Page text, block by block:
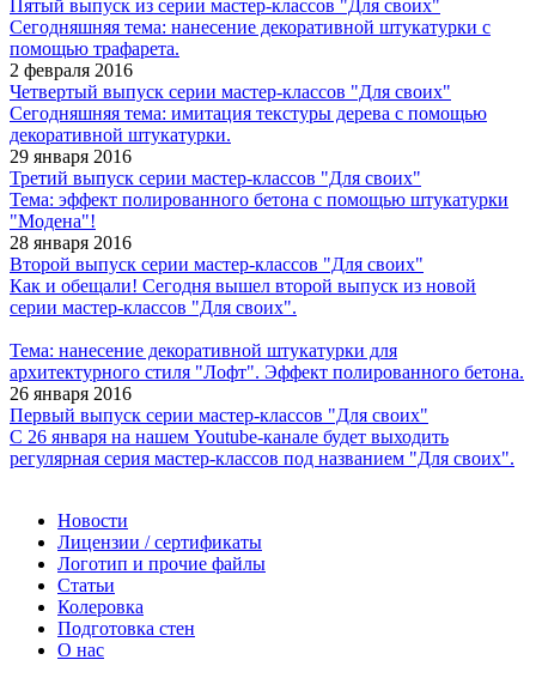
Пятый выпуск из серии мастер-классов "Для своих"
Сегодняшняя тема: нанесение декоративной штукатурки с
помощью трафарета.
2 февраля 2016
Четвертый выпуск серии мастер-классов "Для своих"
Сегодняшняя тема: имитация текстуры дерева с помощью
декоративной штукатурки.
29 января 2016
Третий выпуск серии мастер-классов "Для своих"
Тема: эффект полированного бетона с помощью штукатурки
"Модена"!
28 января 2016
Второй выпуск серии мастер-классов "Для своих"
Как и обещали! Сегодня вышел второй выпуск из новой
серии мастер-классов "Для своих".
Тема: нанесение декоративной штукатурки для
архитектурного стиля "Лофт". Эффект полированного бетона.
26 января 2016
Первый выпуск серии мастер-классов "Для своих"
С 26 января на нашем Youtube-канале будет выходить
регулярная серия мастер-классов под названием "Для своих".
Новости
Лицензии / сертификаты
Логотип и прочие файлы
Статьи
Колеровка
Подготовка стен
О нас